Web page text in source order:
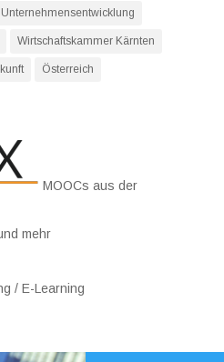
Unternehmensentwicklung
Wirtschaftskammer Kärnten
Österreich
MOOCs aus der
mehr
/ E-Learning